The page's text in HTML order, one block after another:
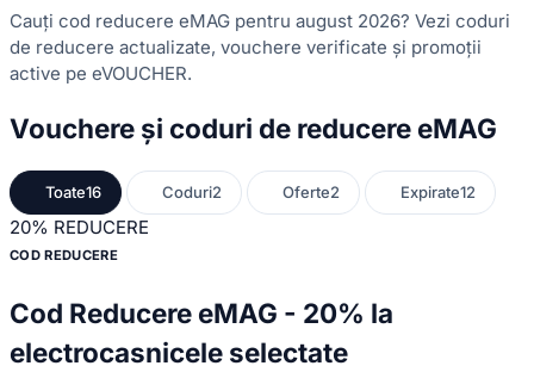
Cauți cod reducere eMAG pentru august 2026? Vezi coduri
de reducere actualizate, vouchere verificate și promoții
active pe eVOUCHER.
Vouchere și coduri de reducere eMAG
Toate16 Coduri2 Oferte2 Expirate12
20% REDUCERE
COD REDUCERE
Cod Reducere eMAG - 20% la
electrocasnicele selectate